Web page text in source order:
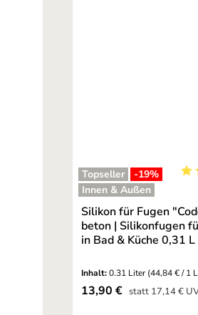
Topseller -19%
Innen & Außen
Silikon für Fugen
beton | Silikonfugen
in Bad & Küche 0,31 L
Inhalt:0.31 Liter(44,84 € / 1
Verkaufspreis:
13,90 € statt Regulärer
17,14 €